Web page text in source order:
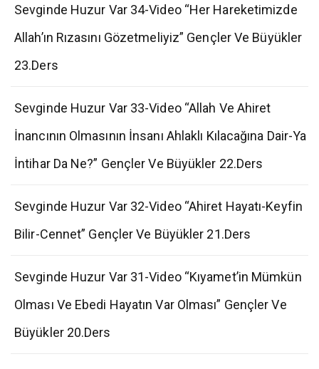
Sevginde Huzur Var 34-Video “Her Hareketimizde
Allah’ın Rızasını Gözetmeliyiz” Gençler Ve Büyükler
23.Ders
Sevginde Huzur Var 33-Video “Allah Ve Ahiret
İnancının Olmasının İnsanı Ahlaklı Kılacağına Dair-Ya
İntihar Da Ne?” Gençler Ve Büyükler 22.Ders
Sevginde Huzur Var 32-Video “Ahiret Hayatı-Keyfin
Bilir-Cennet” Gençler Ve Büyükler 21.Ders
Sevginde Huzur Var 31-Video “Kıyamet’in Mümkün
Olması Ve Ebedi Hayatın Var Olması” Gençler Ve
Büyükler 20.Ders